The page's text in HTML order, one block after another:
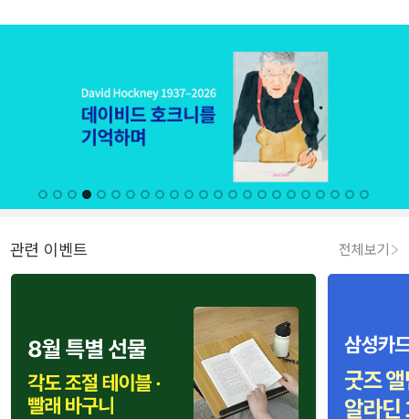
관련 이벤트 전체보기